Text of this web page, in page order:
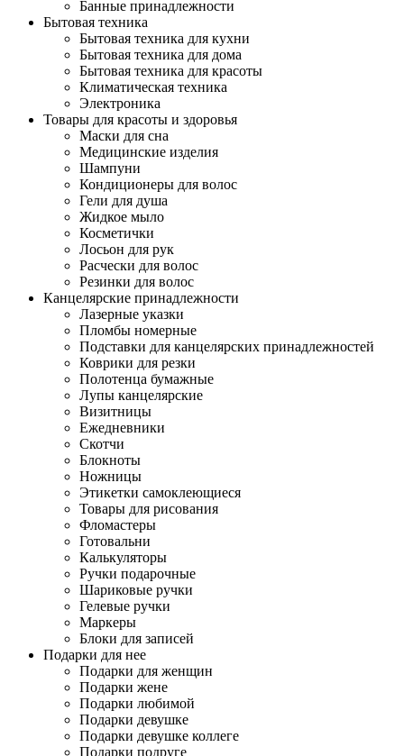
Банные принадлежности
Бытовая техника
Бытовая техника для кухни
Бытовая техника для дома
Бытовая техника для красоты
Климатическая техника
Электроника
Товары для красоты и здоровья
Маски для сна
Медицинские изделия
Шампуни
Кондиционеры для волос
Гели для душа
Жидкое мыло
Косметички
Лосьон для рук
Расчески для волос
Резинки для волос
Канцелярские принадлежности
Лазерные указки
Пломбы номерные
Подставки для канцелярских принадлежностей
Коврики для резки
Полотенца бумажные
Лупы канцелярские
Визитницы
Ежедневники
Скотчи
Блокноты
Ножницы
Этикетки самоклеющиеся
Товары для рисования
Фломастеры
Готовальни
Калькуляторы
Ручки подарочные
Шариковые ручки
Гелевые ручки
Маркеры
Блоки для записей
Подарки для нее
Подарки для женщин
Подарки жене
Подарки любимой
Подарки девушке
Подарки девушке коллеге
Подарки подруге